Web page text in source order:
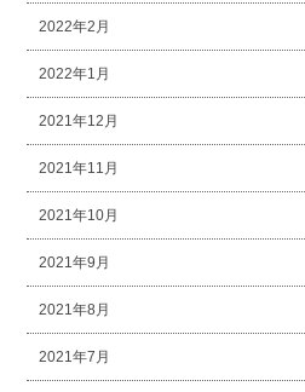
2022年2月
2022年1月
2021年12月
2021年11月
2021年10月
2021年9月
2021年8月
2021年7月